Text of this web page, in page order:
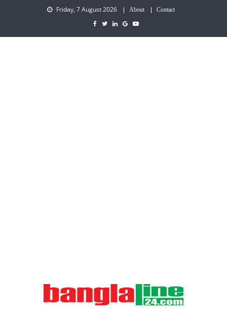
Friday, 7 August 2026 About Contact